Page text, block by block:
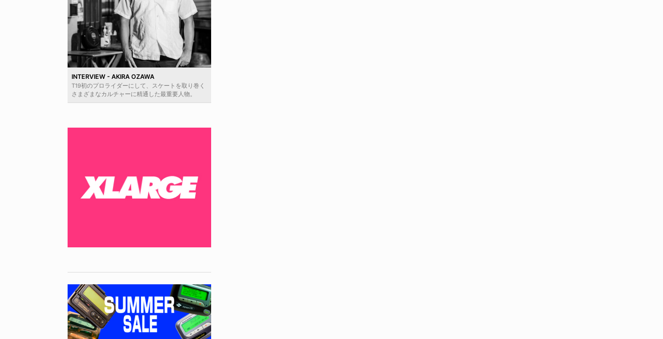
INTERVIEW - AKIRA OZAWA
T19初のプロライダーにして、スケートを取り巻く
さまざまなカルチャーに精通した最重要人物。